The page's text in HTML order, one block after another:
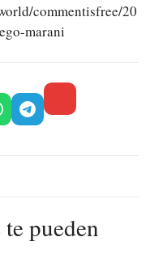
commentisfree/20
marani
pueden